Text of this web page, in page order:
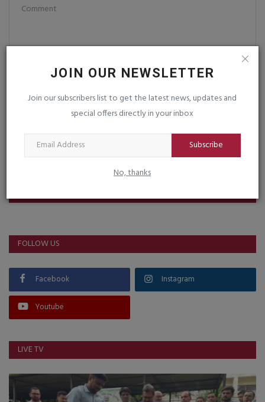
JOIN OUR NEWSLETTER
Join our subscribers list to get the latest news, updates and
special offers directly in your inbox
Subscribe
No, thanks
Post Comment
FOLLOW US
Facebook Instagram
Youtube
LIVE TV